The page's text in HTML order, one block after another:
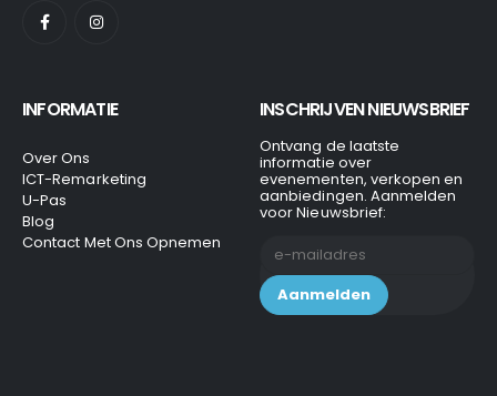
INFORMATIE
Over Ons
ICT-Remarketing
U-Pas
Blog
Contact Met Ons Opnemen
INSCHRIJVEN NIEUWSBRIEF
Ontvang de laatste
informatie over
evenementen, verkopen en
aanbiedingen. Aanmelden
voor Nieuwsbrief: